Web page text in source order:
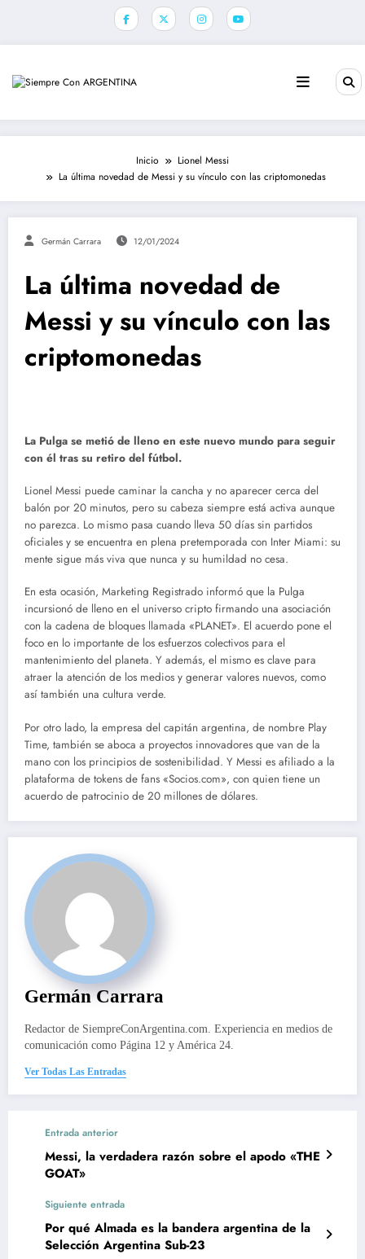
Inicio
Lionel Messi
La última novedad de Messi y su vínculo con las criptomonedas
Germán Carrara 12/01/2024
La última novedad de
Messi y su vínculo con las
criptomonedas
La Pulga se metió de lleno en este nuevo mundo para seguir
con él tras su retiro del fútbol.
Lionel Messi puede caminar la cancha y no aparecer cerca del
balón por 20 minutos, pero su cabeza siempre está activa aunque
no parezca. Lo mismo pasa cuando lleva 50 días sin partidos
oficiales y se encuentra en plena pretemporada con Inter Miami: su
mente sigue más viva que nunca y su humildad no cesa.
En esta ocasión, Marketing Registrado informó que la Pulga
incursionó de lleno en el universo cripto firmando una asociación
con la cadena de bloques llamada «PLANET». El acuerdo pone el
foco en lo importante de los esfuerzos colectivos para el
mantenimiento del planeta. Y además, el mismo es clave para
atraer la atención de los medios y generar valores nuevos, como
así también una cultura verde.
Por otro lado, la empresa del capitán argentina, de nombre Play
Time, también se aboca a proyectos innovadores que van de la
mano con los principios de sostenibilidad. Y Messi es afiliado a la
plataforma de tokens de fans «Socios.com», con quien tiene un
acuerdo de patrocinio de 20 millones de dólares.
Germán Carrara
Redactor de SiempreConArgentina.com. Experiencia en medios de
comunicación como Página 12 y América 24.
Ver Todas Las Entradas
Entrada anterior
Messi, la verdadera razón sobre el apodo «THE
GOAT»
Siguiente entrada
Por qué Almada es la bandera argentina de la
Selección Argentina Sub-23